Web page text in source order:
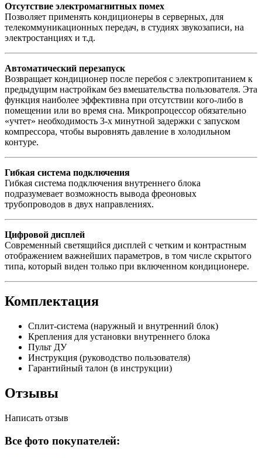
Отсутствие электромагнитных помех
Позволяет применять кондиционеры в серверных, для
телекоммуникационных передач, в студиях звукозаписи, на
электростанциях и т.д.
Автоматический перезапуск
Возвращает кондиционер после перебоя с электропитанием к
предыдущим настройкам без вмешательства пользователя. Эта
функция наиболее эффективна при отсутствии кого-либо в
помещении или во время сна. Микропроцессор обязательно
«учтет» необходимость 3-х минутной задержки с запуском
компрессора, чтобы выровнять давление в холодильном
контуре.
Гибкая система подключения
Гибкая система подключения внутреннего блока
подразумевает возможность вывода фреоновых
трубопроводов в двух направлениях.
Цифровой дисплей
Современный светящийся дисплей с четким и контрастным
отображением важнейших параметров, в том числе скрытого
типа, который виден только при включенном кондиционере.
Комплектация
Сплит-система (наружный и внутренний блок)
Крепления для установки внутреннего блока
Пульт ДУ
Инструкция (руководство пользователя)
Гарантийный талон (в инструкции)
Отзывы
Написать отзыв
Все фото покупателей: